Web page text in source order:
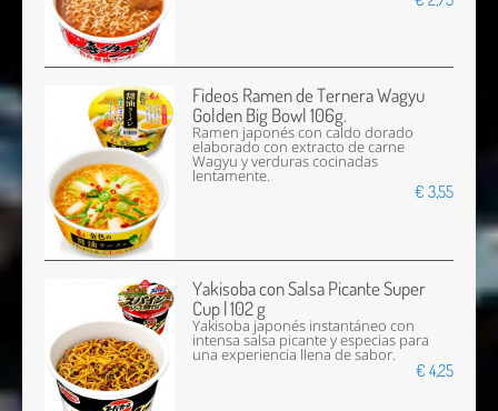
Fideos Ramen de Ternera Wagyu
Golden Big Bowl 106g.
Ramen japonés con caldo dorado
elaborado con extracto de carne
Wagyu y verduras cocinadas
lentamente.
€ 3,55
Yakisoba con Salsa Picante Super
Cup | 102 g
Yakisoba japonés instantáneo con
intensa salsa picante y especias para
una experiencia llena de sabor.
€ 4,25